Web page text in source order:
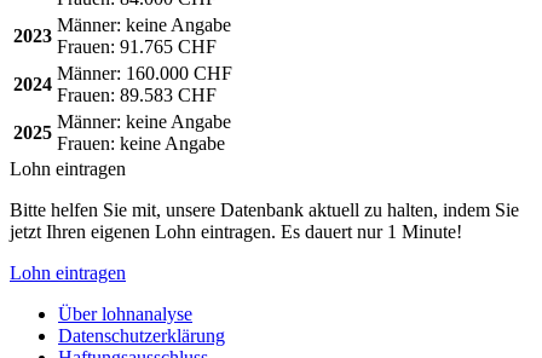
2023
Männer: keine Angabe
Frauen: 91.765 CHF
2024
Männer: 160.000 CHF
Frauen: 89.583 CHF
2025
Männer: keine Angabe
Frauen: keine Angabe
Lohn eintragen
Bitte helfen Sie mit, unsere Datenbank aktuell zu halten, indem Sie
jetzt Ihren eigenen Lohn eintragen. Es dauert nur 1 Minute!
Lohn eintragen
Über lohnanalyse
Datenschutzerklärung